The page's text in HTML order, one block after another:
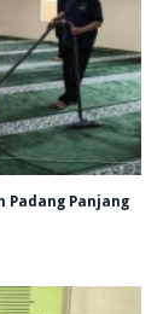
Padang Panjang